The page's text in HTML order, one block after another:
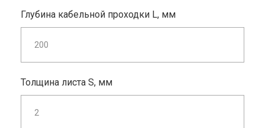
Глубина кабельной проходки L, мм
Толщина листа S, мм